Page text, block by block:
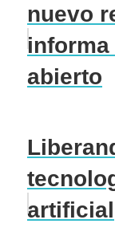
nuevo
informa
abierto
artificial